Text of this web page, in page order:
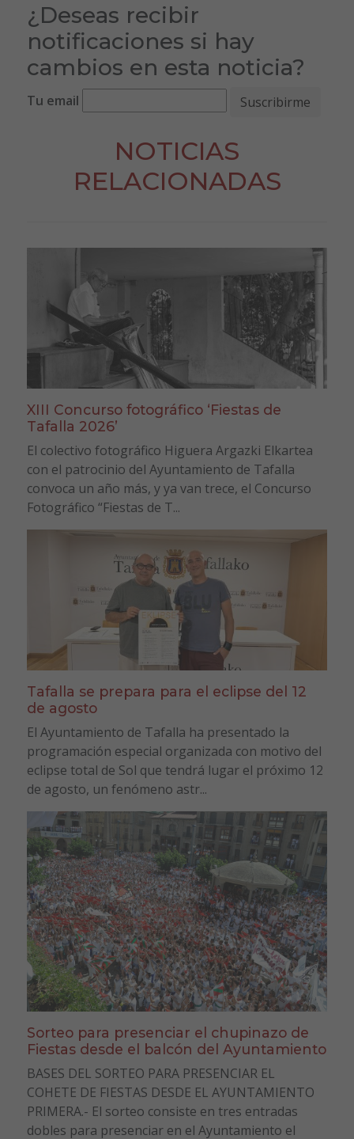
¿Deseas recibir
notificaciones si hay
cambios en esta noticia?
Tu email
NOTICIAS
RELACIONADAS
XIII Concurso fotográfico ‘Fiestas de
Tafalla 2026’
El colectivo fotográfico Higuera Argazki Elkartea
con el patrocinio del Ayuntamiento de Tafalla
convoca un año más, y ya van trece, el Concurso
Fotográfico “Fiestas de T...
Tafalla se prepara para el eclipse del 12
de agosto
El Ayuntamiento de Tafalla ha presentado la
programación especial organizada con motivo del
eclipse total de Sol que tendrá lugar el próximo 12
de agosto, un fenómeno astr...
Sorteo para presenciar el chupinazo de
Fiestas desde el balcón del Ayuntamiento
BASES DEL SORTEO PARA PRESENCIAR EL
COHETE DE FIESTAS DESDE EL AYUNTAMIENTO
PRIMERA.- El sorteo consiste en tres entradas
dobles para presenciar en el Ayuntamiento el